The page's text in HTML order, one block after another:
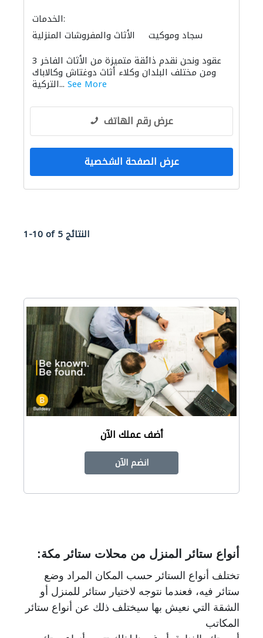
الخدمات:
الأثاث والمفروشات المنزلية
سجاد وموكيت
توريد الأقمشة والنسيج
إكسسوارات المطابخ والحمامات
3 عقود ونحن نقدم ذائقة متميزة من الأثاث الفاخر
ومن مختلف البلدان وكلاء أثاث دوغتاش وكالاباك
التركية... See More
عرض رقم الهاتف
عرض الصفحة الشخصية
1-10 of 5 النتائج
أضف عملك الآن
انضم الآن
أنواع ستائر المنزل من محلات ستائر مكة:
تختلف أنواع الستائر حسب المكان المراد وضع
ستائر فيه، فعندما نتوجه لاختيار ستائر للمنزل أو
الشقة التي نعيش بها سيختلف ذلك عن أنواع ستائر
المكاتب